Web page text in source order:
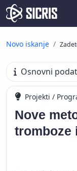
Novo iskanje
Osnovni
Projekti /
Nove
tromboze